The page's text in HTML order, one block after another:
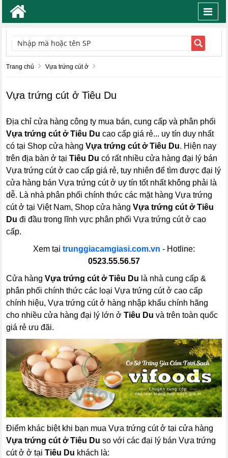
TÌM KIẾM
Trang chủ Vựa trứng cút ở
Vựa trứng cút ở Tiêu Du
Địa chỉ cửa hàng công ty mua bán, cung cấp và phân phối
Vựa trứng cút ở Tiêu Du cao cấp giá rẻ... uy tín duy nhất
có tại Shop cửa hàngVựa trứng cút ở Tiêu Du. Hiện nay
trên địa bàn ở tạiTiêu Du có rất nhiều cửa hàng đại lý bán
Vựa trứng cút ở cao cấp giá rẻ, tuy nhiên để tìm được đại lý
cửa hàng bán Vựa trứng cút ở uy tín tốt nhất không phải là
dễ. Là nhà phân phối chính thức các mặt hàng Vựa trứng
cút ở tại Việt Nam, Shop cửa hàngVựa trứng cút ở Tiêu
Du đi đầu trong lĩnh vực phân phối Vựa trứng cút ở cao
cấp.
Xem tại trunggiacamgiasi.com.vn - Hotline:
0523.55.56.57
Cửa hàngVựa trứng cút ở Tiêu Du là nhà cung cấp &
phân phối chính thức các loại Vựa trứng cút ở cao cấp
chính hiệu, Vựa trứng cút ở hàng nhập khẩu chính hãng
cho nhiều cửa hàng đại lý lớn ởTiêu Du và trên toàn quốc
giá rẻ ưu đãi.
Điểm khác biệt khi bạn mua Vựa trứng cút ở tại cửa hàng
Vựa trứng cút ở Tiêu Du so với các đại lý bán Vựa trứng
cút ở ở tạiTiêu Du khách là: